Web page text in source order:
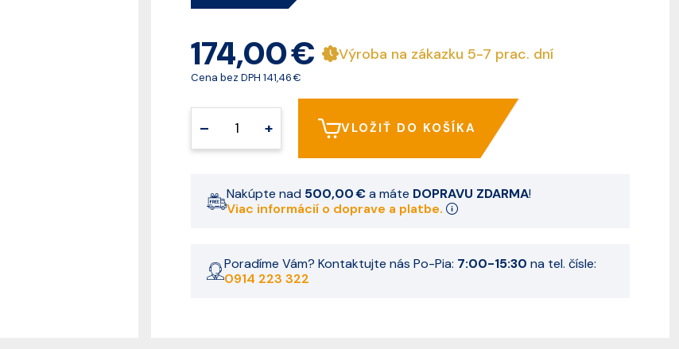
174,00 €
Cena bez DPH 141,46 €
Výroba na zákazku 5-7 prac. dní
– + VLOŽIŤ DO KOŠÍKA
Nakúpte nad 500,00 €a máte DOPRAVU ZDARMA!
Viac informácií o doprave a platbe.
Poradíme Vám? Kontaktujte nás Po-Pia: 7:00-15:30 na tel. čísle:
0914 223 322